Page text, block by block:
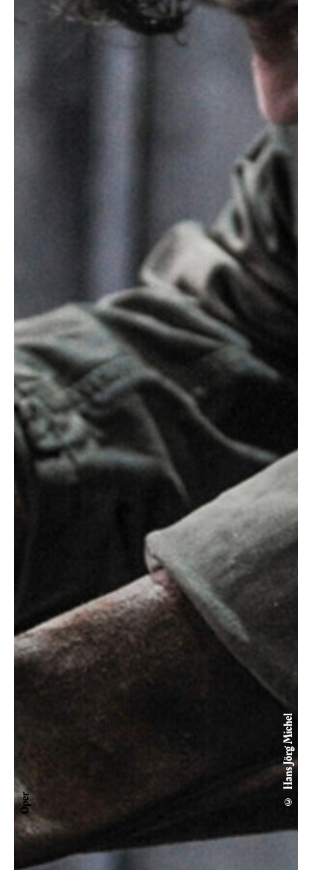
Oper © Hans Jörg Michel